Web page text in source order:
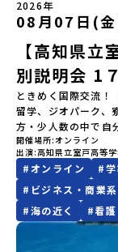
ご登録ください♪地
ム主催：一般財団法
ある若者にあふれる
全国約200の高校と
徒一人ひとりの夢や
とができるシステム
や地域活性モデル
域・教育魅力化プ
悠所在地：〒690-
BASE2階公式HP
当：小川・小原E-
験」のプログラム開
さい♪地域みらい留
の？」「どんなまち
す。2泊3日のプログ
19：00〜20：00内
応答紹介地域：鹿
県八幡平市/愛媛県
とお届けします。
mirai.jp/events/
けど大丈夫？」「ど
や、中学生のみなさ
す。チャットでの質
してご参加くださ
規約への同意プログ
込みに関する各規約
い。・抽選による参
ら抽選の上、締め切
ただいたメールア
場所・時間】中標津
間】中標津空港 8月
いただく予定です
うち、以下の内容が
ム内のアクティビテ
者のご負担となりま
由時間の個人飲食費
し込み多数の場合は
の場合は、締め切り
【申し込み受付期
まで疑問も不安もワ
プアップ説明会プ
みを迷われている方
知りたい情報のレベ
ださい。【STEP 1
2026年
08月07日(
【高知県
別説明会 1７
ときめく国際交流
留学、ジオパーク、
方・少人数の中で自
ネスコ世界ジオパー
ある科目を選択した
ある方・多様な進
式野球への入部を
いたします。その後
ます。
開催場所 オンライン
出演 高知県立室戸高等
#オンライン #
# ビジネス・商業系
#海の近く #看